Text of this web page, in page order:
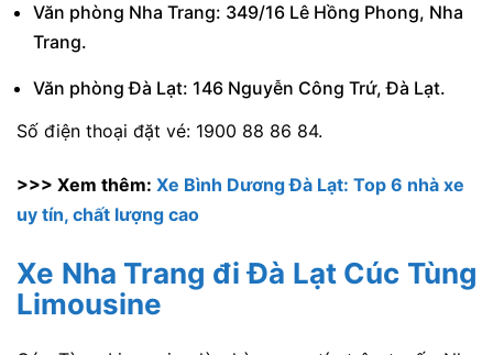
Văn phòng Nha Trang: 349/16 Lê Hồng Phong, Nha
Trang.
Văn phòng Đà Lạt: 146 Nguyễn Công Trứ, Đà Lạt.
Số điện thoại đặt vé: 1900 88 86 84.
>>> Xem thêm: Xe Bình Dương Đà Lạt: Top 6 nhà xe
uy tín, chất lượng cao
Xe Nha Trang đi Đà Lạt Cúc Tùng
Limousine